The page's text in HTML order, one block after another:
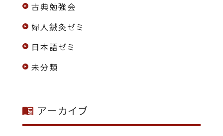
古典勉強会
婦人鍼灸ゼミ
日本語ゼミ
未分類
アーカイブ